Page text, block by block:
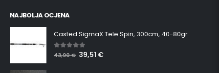
NAJBOLJA OCJENA
Casted SigmaX Tele Spin, 300cm, 40-80gr
5.00out of 5
43,90€ 39,51 €